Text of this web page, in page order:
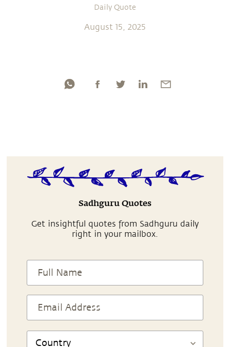
Daily Quote
August 15, 2025
Sadhguru Quotes
Get insightful quotes from Sadhguru daily
right in your mailbox.